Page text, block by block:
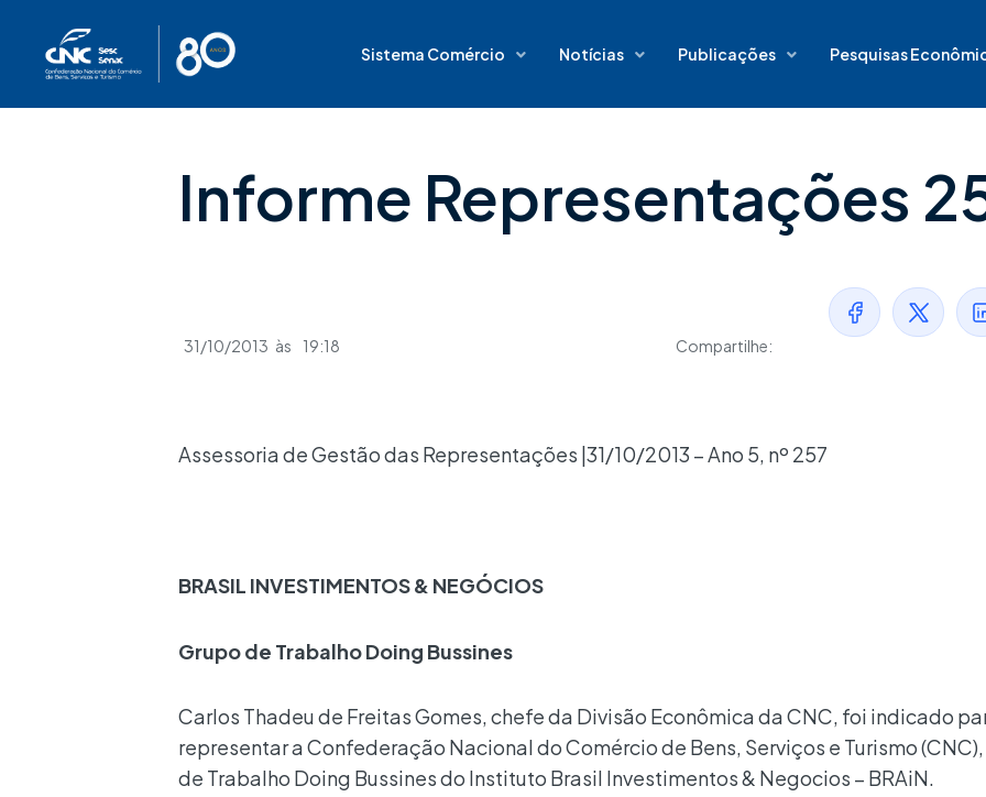
Sistema Comércio Notícias Publicações Pesquisas
Informe Representações
31/10/2013 às 19:18 Compartilhe:
Assessoria de Gestão das Representações |31/10/2013 – Ano 5, nº 257
BRASIL INVESTIMENTOS & NEGÓCIOS
Grupo de Trabalho Doing Bussines
Carlos Thadeu de Freitas Gomes, chefe da Divisão Econômica da CNC, foi indicado
representar a Confederação Nacional do Comércio de Bens, Serviços e Turismo (CNC),
de Trabalho Doing Bussines do Instituto Brasil Investimentos & Negocios – BRAiN.